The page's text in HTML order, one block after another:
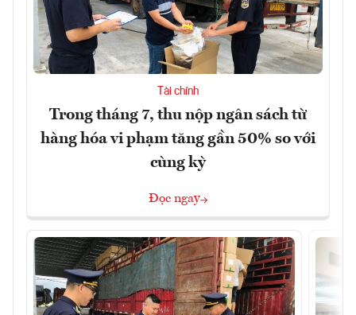
Tài chính
Trong tháng 7, thu nộp ngân sách từ
hàng hóa vi phạm tăng gần 50% so với
cùng kỳ
Đọc ngay